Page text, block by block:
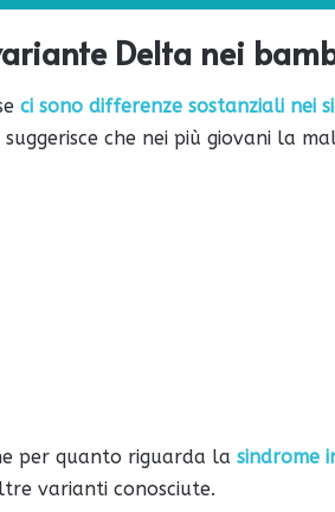
Delta nei
ci sono differenze sostanziali nei
suggerisce che nei più giovani la
per quanto riguarda la sindrome
varianti conosciute.